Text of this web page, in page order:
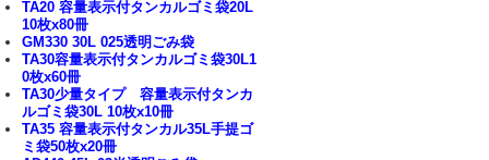
TA20 容量表示付タンカルゴミ袋20L
10枚x80冊
GM330 30L 025透明ごみ袋
TA30容量表示付タンカルゴミ袋30L1
0枚x60冊
TA30少量タイプ 容量表示付タンカ
ルゴミ袋30L 10枚x10冊
TA35 容量表示付タンカル35L手提ゴ
ミ袋50枚x20冊